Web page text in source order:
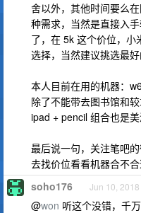
舍以外，其他时间要么
种需求，当然是直接入
了，在 5k 这个价位，小
选择，当然建议挑选最
本人目前在用的机器：
除了不能带去图书馆和
ipad + pencil 组合也是美
最后说一句，关注笔吧
去找价位看看机器合不合
soho176 Jun 10, 2018
@won 听这个没错，千